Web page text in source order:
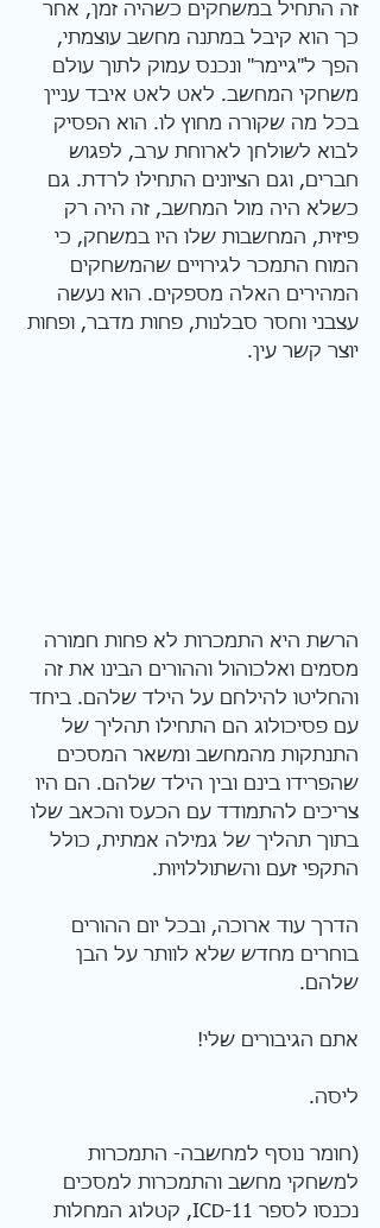
זה התחיל במשחקים כשהיה זמן, אחר
כך הוא קיבל במתנה מחשב עוצמתי,
הפך ל"גיימר" ונכנס עמוק לתוך עולם
משחקי המחשב. לאט לאט איבד עניין
בכל מה שקורה מחוץ לו. הוא הפסיק
לבוא לשולחן לארוחת ערב, לפגוש
חברים, וגם הציונים התחילו לרדת. גם
כשלא היה מול המחשב, זה היה רק
פיזית, המחשבות שלו היו במשחק, כי
המוח התמכר לגירויים שהמשחקים
המהירים האלה מספקים. הוא נעשה
עצבני וחסר סבלנות, פחות מדבר, ופחות
יוצר קשר עין.
הרשת היא התמכרות לא פחות חמורה
מסמים ואלכוהול וההורים הבינו את זה
והחליטו להילחם על הילד שלהם. ביחד
עם פסיכולוג הם התחילו תהליך של
התנתקות מהמחשב ומשאר המסכים
שהפרידו בינם ובין הילד שלהם. הם היו
צריכים להתמודד עם הכעס והכאב שלו
בתוך תהליך של גמילה אמתית, כולל
התקפי זעם והשתוללויות.
הדרך עוד ארוכה, ובכל יום ההורים
בוחרים מחדש שלא לוותר על הבן
שלהם.
אתם הגיבורים שלי!
ליסה.
(חומר נוסף למחשבה- התמכרות
למשחקי מחשב והתמכרות למסכים
נכנסו לספר ICD-11, קטלוג המחלות